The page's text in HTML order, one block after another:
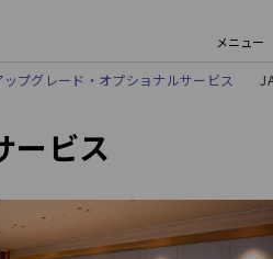
メニュー
ップグレード・オプショナルサービス
ービス